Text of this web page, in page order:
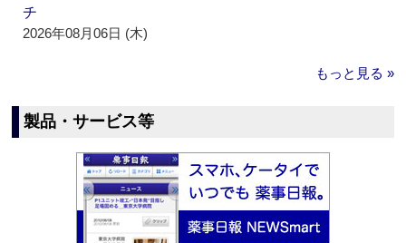
チ
2026年08月06日 (木)
もっと見る »
製品・サービス等